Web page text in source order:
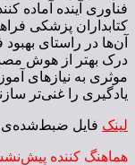
فناوری آینده آماده
کتابداران پزشکی
آن‌ها در راستای بهبود
درک بهتر از هوش
موثری به نیازهای
یادگیری را غنی‌تر
لینک فایل ضبط‌شده‌ی
هماهنگ کننده